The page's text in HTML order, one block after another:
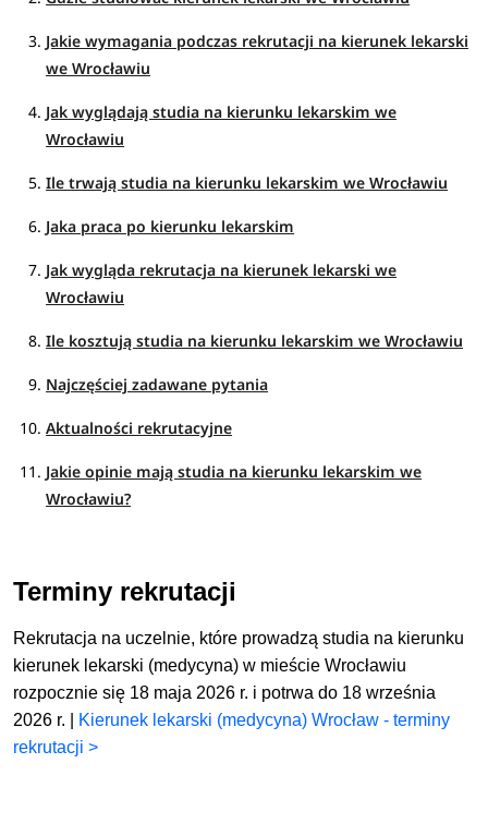
z pacjentami, rozpoczynają się na trzecim roku studiów i są
pierwszą okazją do przekonania się, jak praca lekarza
dziedziny medycyny, a ostatni, szósty rok studiów jest w
zasadzie całkowicie poświęcony pracy z pacjentami w
Charakterystyka studiów
Kierunek lekarski we Wrocławiu to 6-letnie studia,
prowadzone w trybie stacjonarnym lub niestacjonarnym.
Zobaczpełen opis kierunku>
Jakie wymagania podczas rekrutacji na kierunek lekarski
we Wrocławiu
Jak wyglądają studia na kierunku lekarskim we
Wrocławiu
Ile trwają studia na kierunku lekarskim we Wrocławiu
Jaka praca po kierunku lekarskim
Jak wygląda rekrutacja na kierunek lekarski we
Wrocławiu
Ile kosztują studia na kierunku lekarskim we Wrocławiu
Najczęściej zadawane pytania
Aktualności rekrutacyjne
Jakie opinie mają studia na kierunku lekarskim we
Wrocławiu?
Terminy rekrutacji
Rekrutacja na uczelnie, które prowadzą studia na kierunku
kierunek lekarski (medycyna) w mieście Wrocławiu
rozpocznie się 18 maja 2026 r. i potrwa do 18 września
2026 r. |
Kierunek lekarski (medycyna) Wrocław - terminy
rekrutacji >